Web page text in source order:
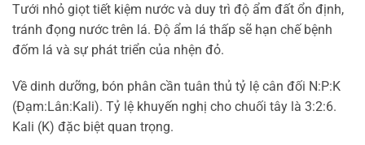
Tưới nhỏ giọt tiết kiệm nước và duy trì độ ẩm đất ổn định,
tránh đọng nước trên lá. Độ ẩm lá thấp sẽ hạn chế bệnh
đốm lá và sự phát triển của nhện đỏ.
Về dinh dưỡng, bón phân cần tuân thủ tỷ lệ cân đối N:P:K
(Đạm:Lân:Kali). Tỷ lệ khuyến nghị cho chuối tây là 3:2:6.
Kali (K) đặc biệt quan trọng.